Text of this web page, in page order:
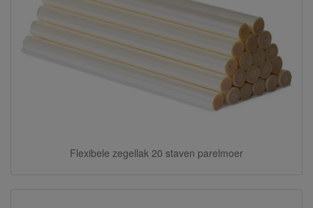
Flexibele zegellak 20 staven parelmoer